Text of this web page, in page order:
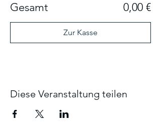
Gesamt 0,00 €
Zur Kasse
Diese Veranstaltung teilen